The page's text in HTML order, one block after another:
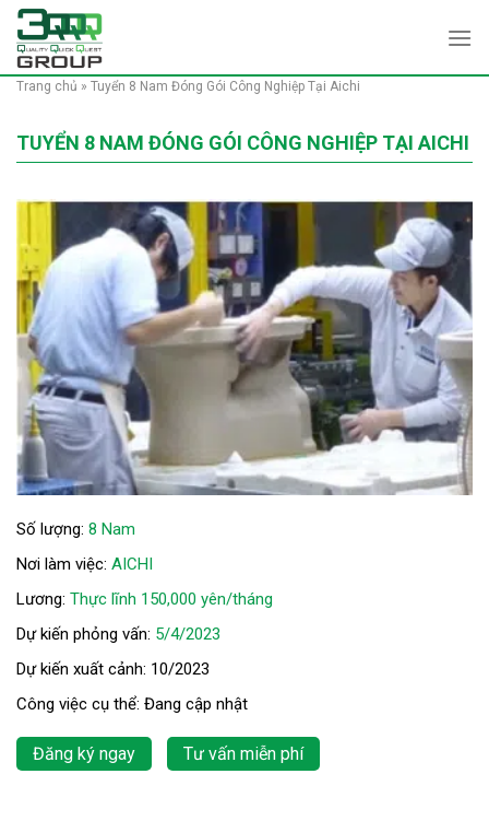
Skip
content
Trang chủ » Tuyển 8 Nam Đóng Gói Công Nghiệp Tại Aichi
TUYỂN 8 NAM ĐÓNG GÓI CÔNG NGHIỆP TẠI AICHI
Số lượng: 8 Nam
Nơi làm việc: AICHI
Lương: Thực lĩnh 150,000 yên/tháng
Dự kiến phỏng vấn: 5/4/2023
Dự kiến xuất cảnh: 10/2023
Công việc cụ thể: Đang cập nhật
Đăng ký ngay Tư vấn miễn phí